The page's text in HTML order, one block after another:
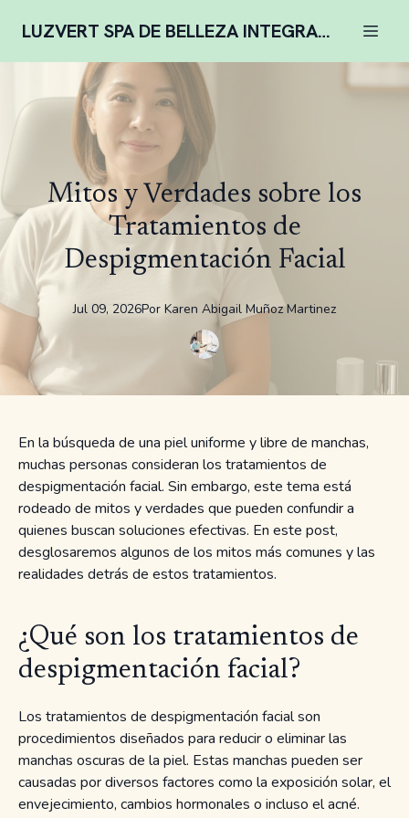
LUZVERT SPA DE BELLEZA INTEGRAL COMPLENTARIA
Mitos y Verdades sobre los
Tratamientos de
Despigmentación Facial
Jul 09, 2026Por Karen Abigail Muñoz Martinez
En la búsqueda de una piel uniforme y libre de manchas,
muchas personas consideran los tratamientos de
despigmentación facial. Sin embargo, este tema está
rodeado de mitos y verdades que pueden confundir a
quienes buscan soluciones efectivas. En este post,
desglosaremos algunos de los mitos más comunes y las
realidades detrás de estos tratamientos.
¿Qué son los tratamientos de
despigmentación facial?
Los tratamientos de despigmentación facial son
procedimientos diseñados para reducir o eliminar las
manchas oscuras de la piel. Estas manchas pueden ser
causadas por diversos factores como la exposición solar, el
envejecimiento, cambios hormonales o incluso el acné.